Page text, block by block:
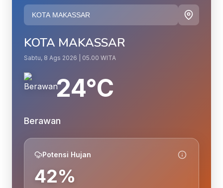
KOTA MAKASSAR
Sabtu, 8 Ags 2026 | 05.00 WITA
24°C
Berawan
Potensi Hujan
42%